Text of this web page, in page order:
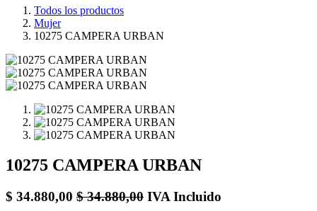
Todos los productos
Mujer
10275 CAMPERA URBAN
10275 CAMPERA URBAN
$ 34.880,00 $34.880,00 IVA Incluido